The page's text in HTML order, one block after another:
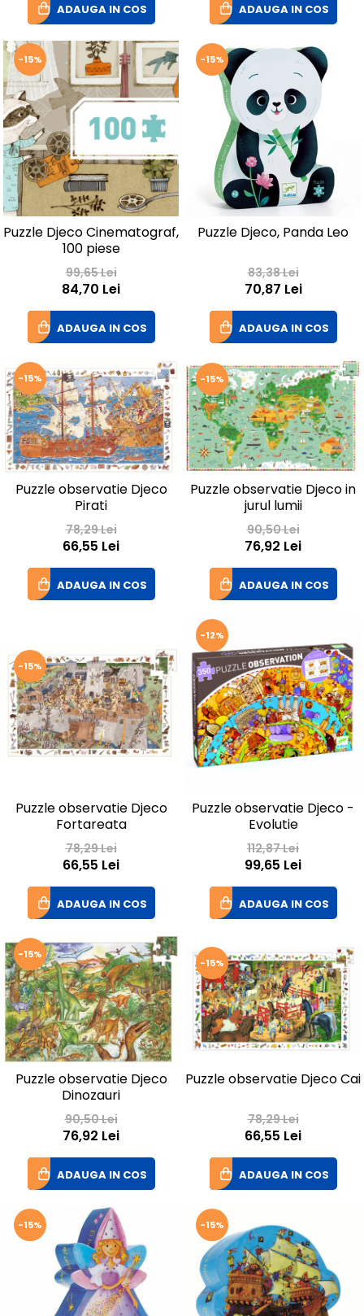
ADAUGA IN COS ADAUGA IN COS
-15%
Puzzle Djeco Cinematograf,
100 piese
99,65 Lei
84,70 Lei
ADAUGA IN COS
-15%
Puzzle Djeco, Panda Leo
83,38 Lei
70,87 Lei
ADAUGA IN COS
-15%
Puzzle observatie Djeco
Pirati
78,29 Lei
66,55 Lei
ADAUGA IN COS
-15%
Puzzle observatie Djeco in
jurul lumii
90,50 Lei
76,92 Lei
ADAUGA IN COS
-15%
Puzzle observatie Djeco
Fortareata
78,29 Lei
66,55 Lei
ADAUGA IN COS
-12%
Puzzle observatie Djeco -
Evolutie
112,87 Lei
99,65 Lei
ADAUGA IN COS
-15%
Puzzle observatie Djeco
Dinozauri
90,50 Lei
76,92 Lei
ADAUGA IN COS
-15%
Puzzle observatie Djeco Cai
78,29 Lei
66,55 Lei
ADAUGA IN COS
-15% -15%